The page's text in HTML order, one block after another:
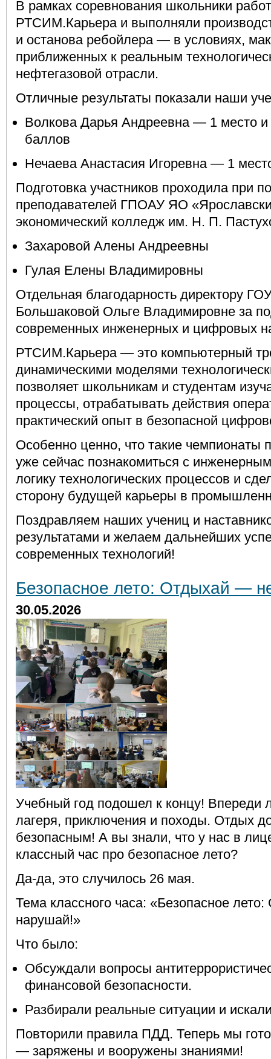
В рамках соревнования школьники
РТСИМ.Карьера и выполняли
и останова ребойлера — в условиях,
приближенных к реальным
нефтегазовой отрасли.
Отличные результаты показали наши
Волкова Дарья Андреевна — 1 место
баллов
Нечаева Анастасия Игоревна — 1
Подготовка участников проходила при
преподавателей ГПОАУ ЯО
экономический колледж им. Н. П.
Захаровой Алены Андреевны
Гулая Елены Владимировны
Отдельная благодарность директору
Большаковой Ольге Владимировне за
современных инженерных и цифровых
РТСИМ.Карьера — это компьютерный
динамическими моделями
позволяет школьникам и студентам
процессы, отрабатывать действия
практический опыт в безопасной
Особенно ценно, что такие чемпионаты
уже сейчас познакомиться с
логику технологических процессов и
сторону будущей карьеры в
Поздравляем наших учениц и
результатами и желаем дальнейших
современных технологий!
Безопасное лето: Отдыхай —
30.05.2026
Учебный год подошел к концу! Впереди
лагеря, приключения и походы. Отдых
безопасным! А вы знали, что у нас в
классный час про безопасное лето?
Да-да, это случилось 26 мая.
Тема классного часа: «Безопасное
нарушай!»
Что было:
Обсуждали вопросы
финансовой безопасности.
Разбирали реальные ситуации и
Повторили правила ПДД. Теперь мы
— заряжены и вооружены знаниями!